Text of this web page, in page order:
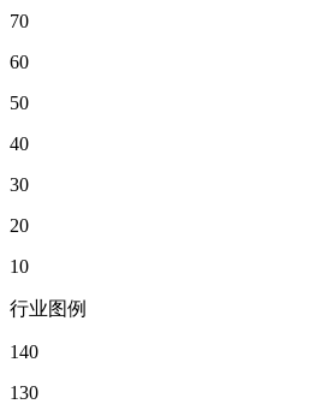
70
60
50
40
30
20
10
行业图例
140
130